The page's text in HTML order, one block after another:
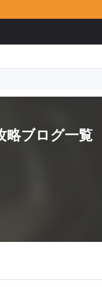
略ブログ一覧